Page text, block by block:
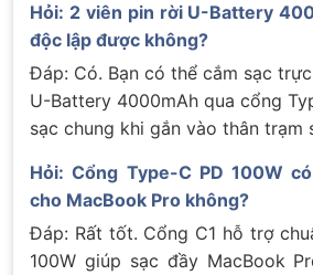
Hỏi: 2 viên pin rời U-Battery
độc lập được không?
Đáp: Có. Bạn có thể cắm sạc
U-Battery 4000mAh qua cổng
sạc chung khi gắn vào thân trạm
Hỏi: Cổng Type-C PD 100W
cho MacBook Pro không?
Đáp: Rất tốt. Cổng C1 hỗ trợ
100W giúp sạc đầy MacBook